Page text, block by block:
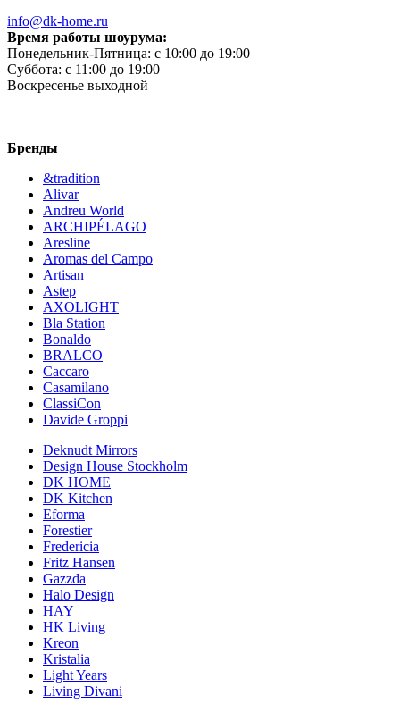
info@dk-home.ru
Время работы шоурума:
Понедельник-Пятница: c 10:00 до 19:00
Суббота: c 11:00 до 19:00
Воскресенье выходной
Бренды
&tradition
Alivar
Andreu World
ARCHIPÉLAGO
Aresline
Aromas del Campo
Artisan
Astep
AXOLIGHT
Bla Station
Bonaldo
BRALCO
Caccaro
Casamilano
ClassiCon
Davide Groppi
Deknudt Mirrors
Design House Stockholm
DK HOME
DK Kitchen
Eforma
Forestier
Fredericia
Fritz Hansen
Gazzda
Halo Design
HAY
HK Living
Kreon
Kristalia
Light Years
Living Divani